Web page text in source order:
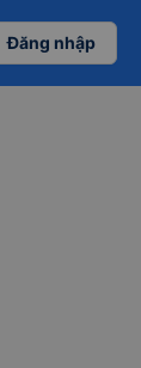
Đăng nhập